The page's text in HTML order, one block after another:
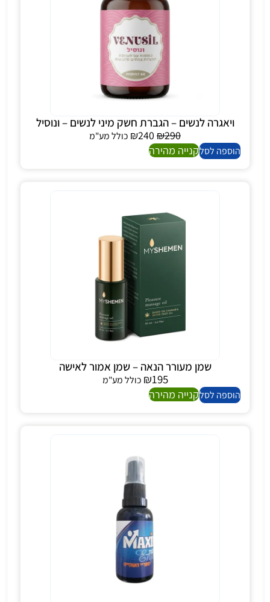
ויאגרה לנשים – הגברת חשק מיני לנשים – ונוסיל
₪290
₪240
כולל מע"מ
הוספה לסלקנייה מהירה
שמן מעורר הנאה – שמן אמור לאישה
₪195
כולל מע"מ
הוספה לסלקנייה מהירה